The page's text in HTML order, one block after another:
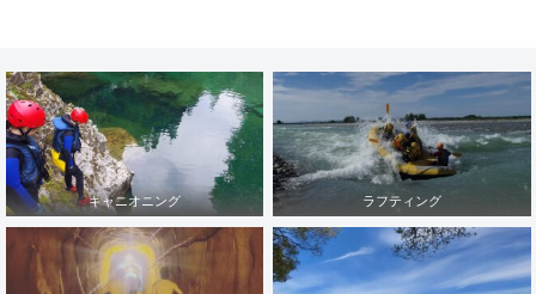
キャニオニング ラフティング